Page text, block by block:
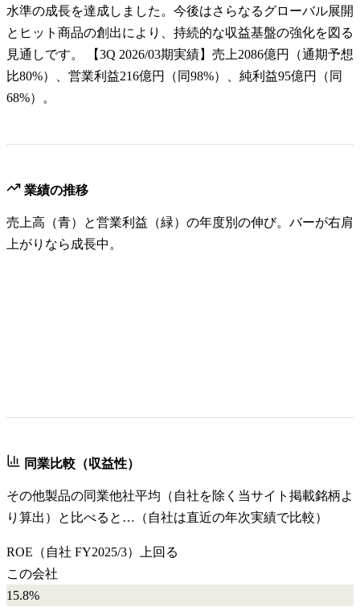
水準の成長を達成しました。今後はさらなるグローバル展開
とヒット商品の創出により、持続的な収益基盤の強化を図る
見通しです。 【3Q 2026/03期実績】売上2086億円（通期予想
比80%）、営業利益216億円（同98%）、純利益95億円（同
68%）。
業績の推移
売上高（青）と営業利益（緑）の年度別の伸び。バーが右肩
上がりなら成長中。
同業比較（収益性）
その他製品の同業他社平均（自社を除く当サイト掲載銘柄よ
り算出）と比べると…（自社は直近の年次実績で比較）
ROE （自社 FY2025/3）
上回る
この会社
15.8%